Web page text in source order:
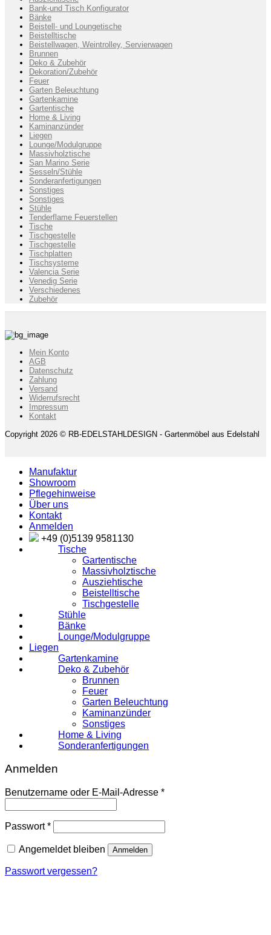
Bank-und Tisch Konfigurator
Bänke
Beistell- und Loungetische
Beistelltische
Beistellwagen, Weintrolley, Servierwagen
Brunnen
Deko & Zubehör
Dekoration/Zubehör
Feuer
Garten Beleuchtung
Gartenkamine
Gartentische
Home & Living
Kaminanzünder
Liegen
Lounge/Modulgruppe
Massivholztische
San Marino Serie
Sesseln/Stühle
Sonderanfertigungen
Sonstiges
Sonstiges
Stühle
Tenderflame Feuerstellen
Tische
Tischgestelle
Tischgestelle
Tischplatten
Tischsysteme
Valencia Serie
Venedig Serie
Verschiedenes
Zubehör
Mein Konto
AGB
Datenschutz
Zahlung
Versand
Widerrufsrecht
Impressum
Kontakt
Copyright 2026 © RB-EDELSTAHLDESIGN - Gartenmöbel aus Edelstahl
Manufaktur
Showroom
Pflegehinweise
Über uns
Kontakt
Anmelden
+49 (0)5139 9581130
Tische
Gartentische
Massivholztische
Ausziehtische
Beistelltische
Tischgestelle
Stühle
Bänke
Lounge/Modulgruppe
Liegen
Gartenkamine
Deko & Zubehör
Brunnen
Feuer
Garten Beleuchtung
Kaminanzünder
Sonstiges
Home & Living
Sonderanfertigungen
Anmelden
Benutzername oder E-Mail-Adresse *Erforderlich
Passwort*Erforderlich
Angemeldet bleiben Anmelden
Passwort vergessen?